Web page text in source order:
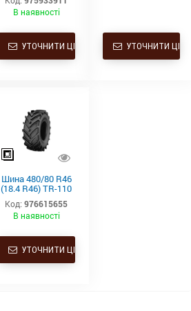
В наявності
УТОЧНИТИ ЦІНУ УТОЧНИТИ ЦІНУ
Шина 480/80 R46
(18.4 R46) TR-110
TL 158A8/158B
Starmaxx
Код: 976615655
В наявності
УТОЧНИТИ ЦІНУ